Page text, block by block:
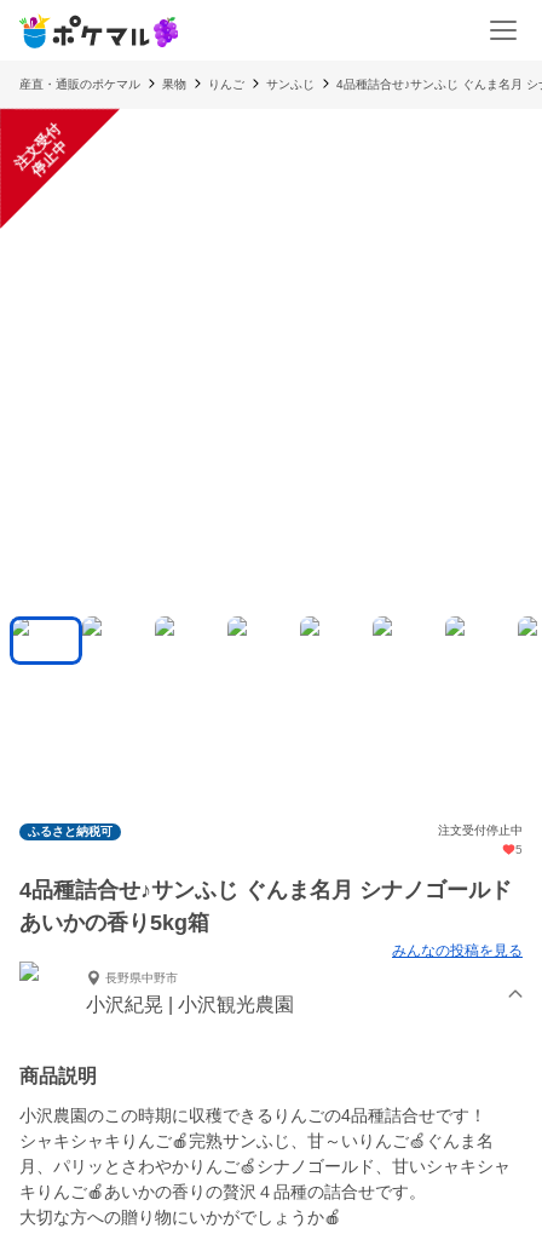
産直・通販のポケマル 果物 りんご サンふじ 4品種詰合せ♪サンふじ ぐんま名月
注
文
受
付
停
止
中
ふるさと納税可
注文受付停止中
5
4品種詰合せ♪サンふじ ぐんま名月 シナノゴールド
あいかの香り5kg箱
みんなの投稿を見る
長野県中野市
小沢紀晃 | 小沢観光農園
商品説明
小沢農園のこの時期に収穫できるりんごの4品種詰合せです！
シャキシャキりんご🍎完熟サンふじ、甘～いりんご🍏ぐんま名
月、パリッとさわやかりんご🍏シナノゴールド、甘いシャキシャ
キりんご🍎あいかの香りの贅沢４品種の詰合せです。
大切な方への贈り物にいかがでしょうか🍎